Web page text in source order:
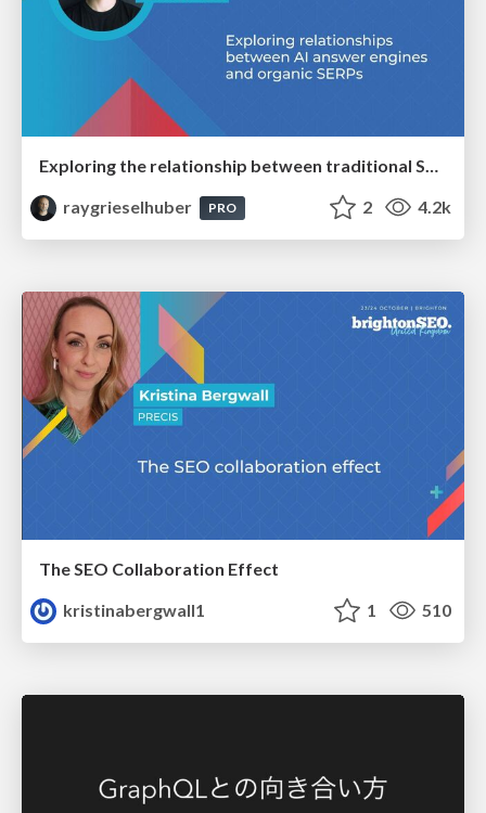
Exploring the relationship between traditional SERPs and Gen AI search
raygrieselhuber
PRO 2 4.2k
The SEO Collaboration Effect
kristinabergwall1
1 510